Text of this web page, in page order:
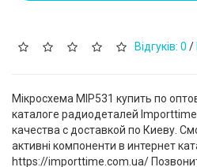
Відгуків: 0 /
Мікросхема MIP531 купить по
каталоге радиодеталей
качества с доставкой по Киеву.
активні компоненти в интернет
https://importtime.com.ua/